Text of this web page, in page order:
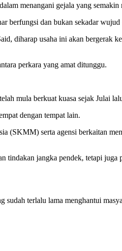
menangani gejala yang
berfungsi dan bukan sekadar wujud
diharap usaha ini akan bergerak
perkara yang amat ditunggu.
mula berkuat kuasa sejak Julai
dengan tempat lain.
(SKMM) serta agensi berkaitan
tindakan jangka pendek, tetapi juga
sudah terlalu lama menghantui